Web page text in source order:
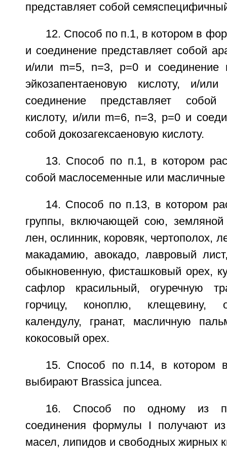
представляет собой
12. Способ по п.1, в котором в
и соединение представляет собой
и/или m=5, n=3, р=0 и соединение
эйкозапентаеновую кислоту, и/
соединение представляет собой
кислоту, и/или m=6, n=3, р=0 и
собой докозагексаеновую кислоту.
13. Способ по п.1, в котором
собой маслосеменные или масличные
14. Способ по п.13, в котором
группы, включающей сою, земляной
лен, ослинник, коровяк, чертополох,
макадамию, авокадо, лавровый
обыкновенную, фисташковый орех,
сафлор красильный, огуречную
горчицу, коноплю, клещевину,
календулу, гранат, масличную
кокосовый орех.
15. Способ по п.14, в котором в
выбирают Brassica juncea.
16. Способ по одному из
соединения формулы I получают
масел, липидов и свободных жирных